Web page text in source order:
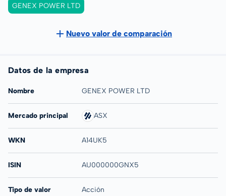
GENEX POWER LTD
Nuevo valor de comparación
Datos de la empresa
Nombre GENEX POWER LTD
Mercado principal ASX
WKN A14UK5
ISIN AU000000GNX5
Tipo de valor Acción